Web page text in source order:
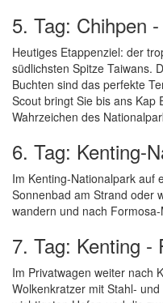
5. Tag: Chihpen
Heutiges Etappenziel: der
südlichsten Spitze Taiwans.
Buchten sind das perfekte
Scout bringt Sie bis ans Kap
Wahrzeichen des
6. Tag: Kenting-
Im Kenting-Nationalpark auf
Sonnenbad am Strand oder
wandern und nach
7. Tag: Kenting -
Im Privatwagen weiter nach
Wolkenkratzer mit Stahl-